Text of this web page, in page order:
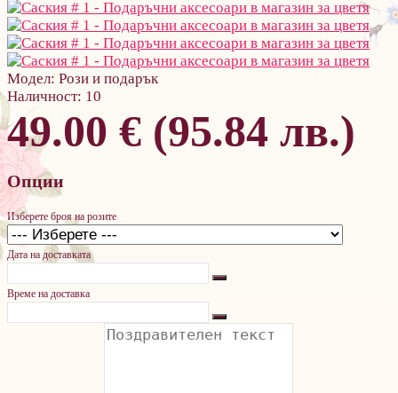
Модел: Рози и подарък
Наличност: 10
49.00 € (95.84 лв.)
Опции
Изберете броя на розите
Дата на доставката
Време на доставка